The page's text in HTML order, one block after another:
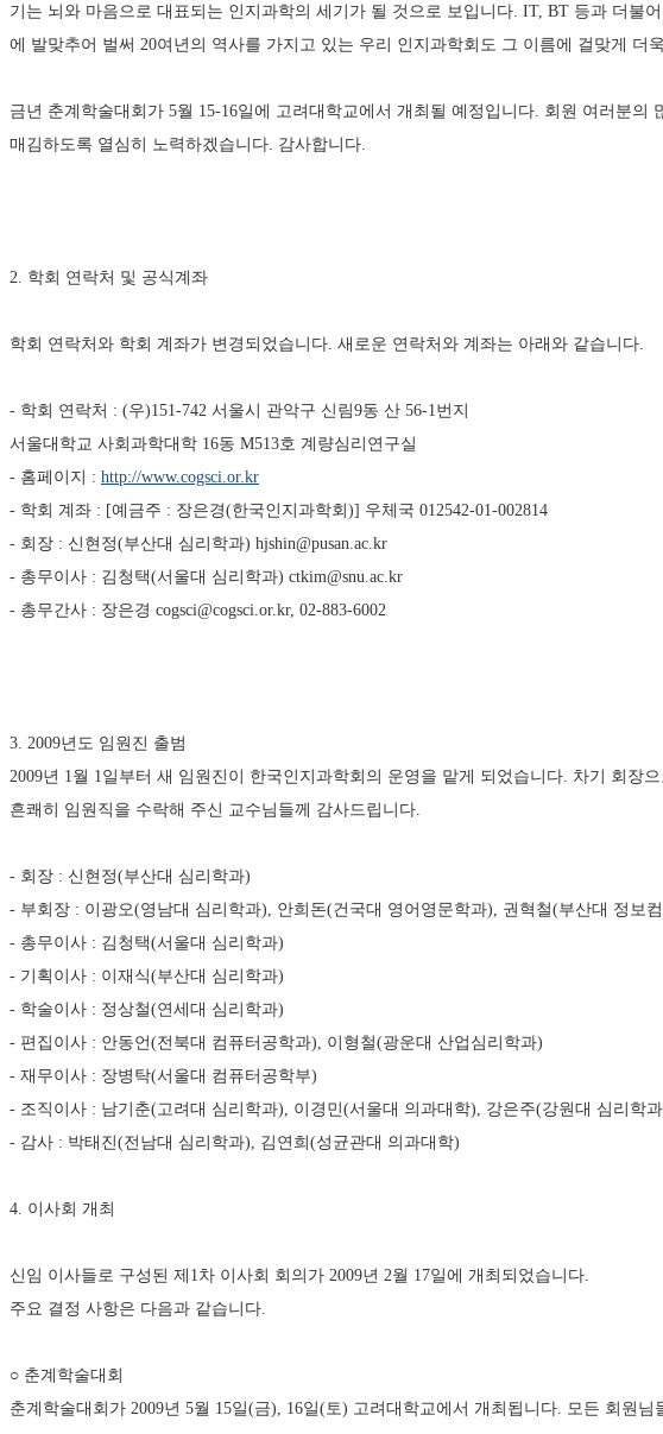
기는 뇌와 마음으로 대표되는 인지과학의 세기가 될 것으로 보입니다. IT, BT 등과 더불
에 발맞추어 벌써 20여년의 역사를 가지고 있는 우리 인지과학회도 그 이름에 걸맞게 더
금년 춘계학술대회가 5월 15-16일에 고려대학교에서 개최될 예정입니다. 회원 여러분
매김하도록 열심히 노력하겠습니다. 감사합니다.
2. 학회 연락처 및 공식계좌
학회 연락처와 학회 계좌가 변경되었습니다. 새로운 연락처와 계좌는 아래와 같습니다.
- 학회 연락처 : (우)151-742 서울시 관악구 신림9동 산 56-1번지
서울대학교 사회과학대학 16동 M513호 계량심리연구실
- 홈페이지 : http://www.cogsci.or.kr
- 학회 계좌 : [예금주 : 장은경(한국인지과학회)] 우체국 012542-01-002814
- 회장 : 신현정(부산대 심리학과) hjshin@pusan.ac.kr
- 총무이사 : 김청택(서울대 심리학과) ctkim@snu.ac.kr
- 총무간사 : 장은경 cogsci@cogsci.or.kr, 02-883-6002
3. 2009년도 임원진 출범
2009년 1월 1일부터 새 임원진이 한국인지과학회의 운영을 맡게 되었습니다. 차기 회
흔쾌히 임원직을 수락해 주신 교수님들께 감사드립니다.
- 회장 : 신현정(부산대 심리학과)
- 부회장 : 이광오(영남대 심리학과), 안희돈(건국대 영어영문학과), 권혁철(부산대 정보
- 총무이사 : 김청택(서울대 심리학과)
- 기획이사 : 이재식(부산대 심리학과)
- 학술이사 : 정상철(연세대 심리학과)
- 편집이사 : 안동언(전북대 컴퓨터공학과), 이형철(광운대 산업심리학과)
- 재무이사 : 장병탁(서울대 컴퓨터공학부)
- 조직이사 : 남기춘(고려대 심리학과), 이경민(서울대 의과대학), 강은주(강원대 심리학
- 감사 : 박태진(전남대 심리학과), 김연희(성균관대 의과대학)
4. 이사회 개최
신임 이사들로 구성된 제1차 이사회 회의가 2009년 2월 17일에 개최되었습니다.
주요 결정 사항은 다음과 같습니다.
○ 춘계학술대회
춘계학술대회가 2009년 5월 15일(금), 16일(토) 고려대학교에서 개최됩니다. 모든 회원